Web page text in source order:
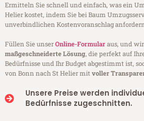
Ermitteln Sie schnell und einfach, was ein
Helier kostet, indem Sie bei Baum
unverbindlichen Kostenvoranschlag
Füllen Sie unserOnline-Formularaus, und
maßgeschneiderte Lösung, die perfekt auf
Bedürfnisse und Ihr Budget abgestimmt ist,
von Bonn nach St Helier mitvoller
Unsere Preise werden
Bedürfnisse zugeschnitten.